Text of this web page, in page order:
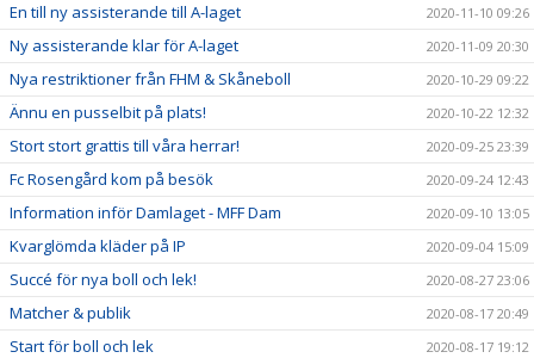
En till ny assisterande till A-laget 2020-11-10 09:26
Ny assisterande klar för A-laget 2020-11-09 20:30
Nya restriktioner från FHM & Skåneboll 2020-10-29 09:22
Ännu en pusselbit på plats! 2020-10-22 12:32
Stort stort grattis till våra herrar! 2020-09-25 23:39
Fc Rosengård kom på besök 2020-09-24 12:43
Information inför Damlaget - MFF Dam 2020-09-10 13:05
Kvarglömda kläder på IP 2020-09-04 15:09
Succé för nya boll och lek! 2020-08-27 23:06
Matcher & publik 2020-08-17 20:49
Start för boll och lek 2020-08-17 19:12